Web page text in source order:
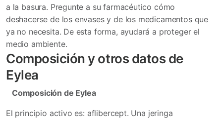
a la basura. Pregunte a su farmacéutico cómo
deshacerse de los envases y de los medicamentos que
ya no necesita. De esta forma, ayudará a proteger el
medio ambiente.
Composición y otros datos de
Eylea
Composición de Eylea
El principio activo es: aflibercept. Una jeringa